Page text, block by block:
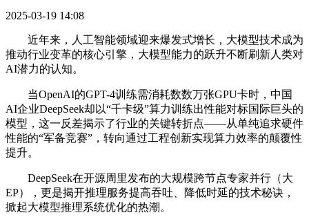
2025-03-19 14:08
近年来，人工智能领域迎来爆发式增长，大模型技术成为
推动行业变革的核心引擎，大模型能力的跃升不断刷新人类对
AI潜力的认知。
当OpenAI的GPT-4训练需消耗数数万张GPU卡时，中国
AI企业DeepSeek却以“千卡级”算力训练出性能对标国际巨头的
模型，这一反差揭示了行业的关键转折点——从单纯追求硬件
性能的“军备竞赛”，转向通过工程创新实现算力效率的颠覆性
提升。
DeepSeek在开源周里发布的大规模跨节点专家并行（大
EP），更是揭开推理服务提高吞吐、降低时延的技术秘诀，
掀起大模型推理系统优化的热潮。